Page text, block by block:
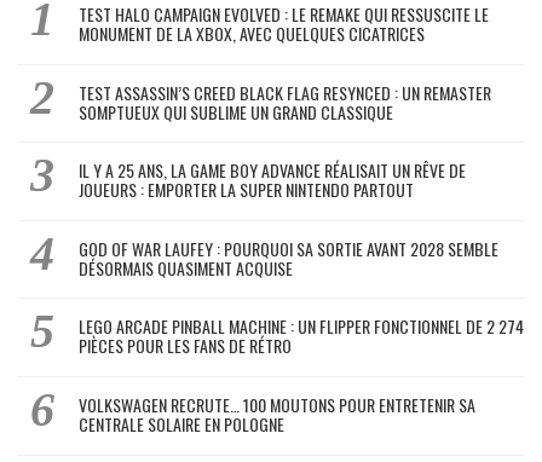
TEST HALO CAMPAIGN EVOLVED : LE REMAKE QUI RESSUSCITE LE
MONUMENT DE LA XBOX, AVEC QUELQUES CICATRICES
TEST ASSASSIN’S CREED BLACK FLAG RESYNCED : UN REMASTER
SOMPTUEUX QUI SUBLIME UN GRAND CLASSIQUE
IL Y A 25 ANS, LA GAME BOY ADVANCE RÉALISAIT UN RÊVE DE
JOUEURS : EMPORTER LA SUPER NINTENDO PARTOUT
GOD OF WAR LAUFEY : POURQUOI SA SORTIE AVANT 2028 SEMBLE
DÉSORMAIS QUASIMENT ACQUISE
LEGO ARCADE PINBALL MACHINE : UN FLIPPER FONCTIONNEL DE 2 274
PIÈCES POUR LES FANS DE RÉTRO
VOLKSWAGEN RECRUTE… 100 MOUTONS POUR ENTRETENIR SA
CENTRALE SOLAIRE EN POLOGNE